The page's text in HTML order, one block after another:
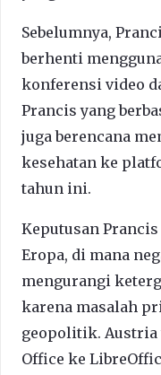
Sebelumnya,
berhenti
konferensi video
Prancis yang
juga berencana
kesehatan ke
tahun ini.
Keputusan
Eropa, di mana
mengurangi
karena masalah
geopolitik.
Office ke